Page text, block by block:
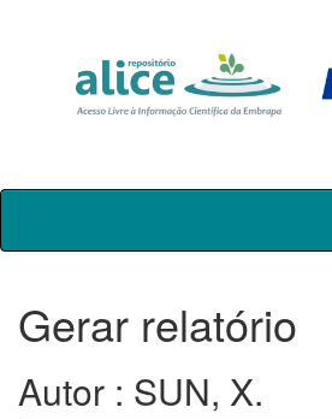
Skip
Gerar relatório
Autor : SUN, X.